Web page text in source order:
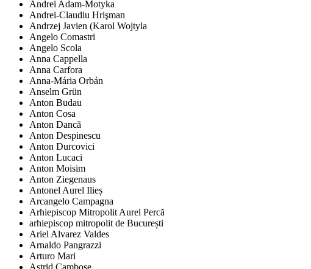
Andrei Adam-Motyka
Andrei-Claudiu Hrişman
Andrzej Javien (Karol Wojtyla
Angelo Comastri
Angelo Scola
Anna Cappella
Anna Carfora
Anna-Mária Orbán
Anselm Grün
Anton Budau
Anton Cosa
Anton Dancă
Anton Despinescu
Anton Durcovici
Anton Lucaci
Anton Moisim
Anton Ziegenaus
Antonel Aurel Ilieș
Arcangelo Campagna
Arhiepiscop Mitropolit Aurel Percă
arhiepiscop mitropolit de București
Ariel Alvarez Valdes
Arnaldo Pangrazzi
Arturo Mari